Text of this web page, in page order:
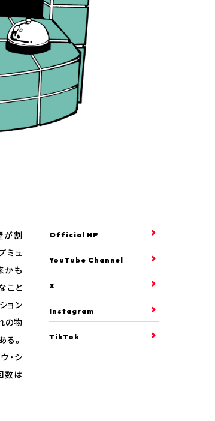
が割
ミュ
かも
こと
ョン
の物
る。
・シ
数は
Official HP
YouTube Channel
X
Instagram
TikTok